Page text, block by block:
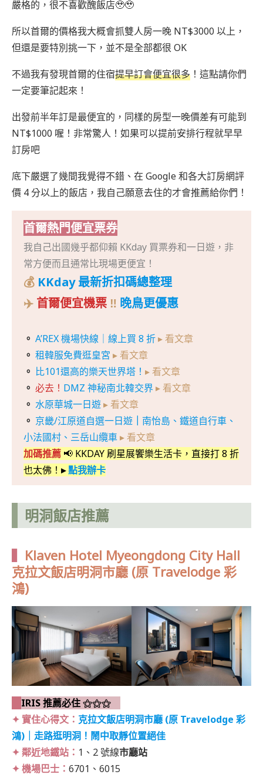
嚴格的，很不喜歡醜飯店🥹🥹
所以首爾的價格我大概會抓雙人房一晚 NT$3000 以上，
但還是要特別挑一下，並不是全部都很 OK
不過我有發現首爾的住宿提早訂會便宜很多 ！這點請你們
一定要筆記起來！
出發前半年訂是最便宜的，同樣的房型一晚價差有可能到
NT$1000 喔！非常驚人！如果可以提前安排行程就早早
訂房吧
底下嚴選了幾間我覺得不錯、在 Google 和各大訂房網評
價 4 分以上的飯店，我自己願意去住的才會推薦給你們！
首爾熱門便宜票券
我自己出國幾乎都仰賴 KKday 買票券和一日遊，非
常方便而且通常比現場更便宜！
💰 KKday 最新折扣碼總整理
✈️ 首爾便宜機票 ‼️ 晚鳥更優惠
。 A’REX 機場快線｜線上買 8 折▸ 看文章
。 租韓服免費逛皇宮 ▸ 看文章
。 比101還高的樂天世界塔！ ▸ 看文章
。 必去！ DMZ 神秘南北韓交界 ▸ 看文章
。 水原華城一日遊▸ 看文章
。 京畿/江原道自選一日遊
南怡島、鐵道自行車、
小法國村、三岳山纜車▸ 看文章
加碼推薦 📢 KKDAY 刷星展饗樂生活卡，直接打 8 折
也太佛！ ▸點我辦卡
明洞飯店推薦
Klaven Hotel Myeongdong City Hall
克拉文飯店明洞市廳 (原 Travelodge 彩
鴻)
IRIS 推薦必住 ⚝⚝⚝
✦ 實住心得文： 克拉文飯店明洞市廳 (原 Travelodge 彩
鴻)｜走路逛明洞！鬧中取靜位置絕佳
✦ 鄰近地鐵站： 1、2 號線市廳站
✦ 機場巴士： 6701、6015